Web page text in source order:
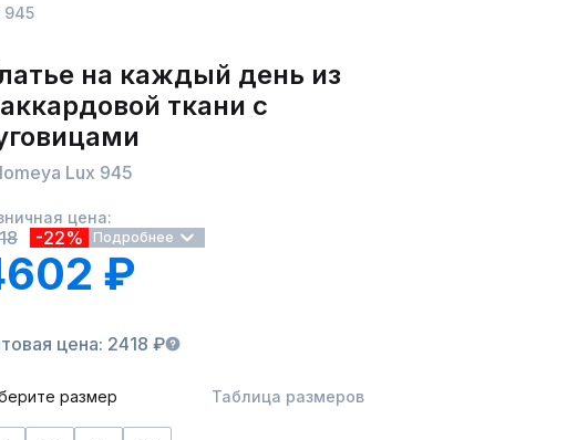
945
на каждый день из
ткани с
Lux 945
цена:
-22% Подробнее
₽
цена: 2418 ₽
размер Таблица размеров